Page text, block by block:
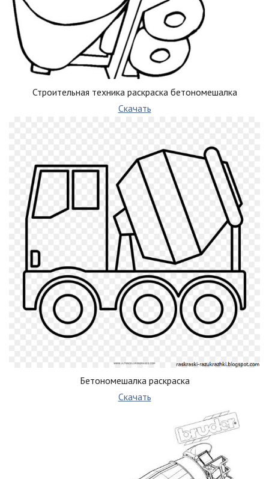
Строительная техника раскраска бетономешалка
Скачать
Бетономешалка раскраска
Скачать